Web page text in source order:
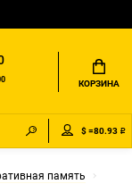
КОРЗИНА
$ =80.93 ₽
память